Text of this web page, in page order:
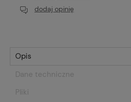
dodaj opinię
Opis
Dane techniczne
Pliki